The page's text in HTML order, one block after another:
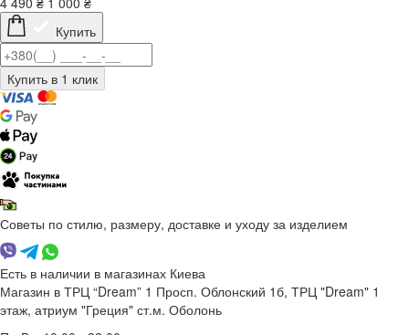
Купить
Советы по стилю, размеру, доставке и уходу за изделием
Есть в наличии в магазинах Киева
Магазин в ТРЦ “Dream” 1 Просп. Облонский 1б, ТРЦ "Dream" 1
этаж, атриум "Греция" ст.м. Оболонь